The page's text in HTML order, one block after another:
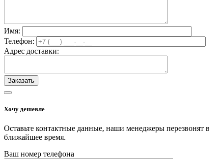
Имя:
Телефон:
Адрес доставки:
Хочу дешевле
Оставьте контактные данные, наши менеджеры перезвонят в
ближайшее время.
Ваш номер телефона